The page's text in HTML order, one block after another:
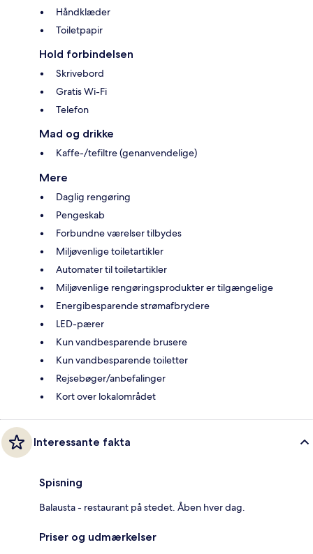
Håndklæder
Toiletpapir
Hold forbindelsen
Skrivebord
Gratis Wi-Fi
Telefon
Mad og drikke
Kaffe-/tefiltre (genanvendelige)
Mere
Daglig rengøring
Pengeskab
Forbundne værelser tilbydes
Miljøvenlige toiletartikler
Automater til toiletartikler
Miljøvenlige rengøringsprodukter er tilgængelige
Energibesparende strømafbrydere
LED-pærer
Kun vandbesparende brusere
Kun vandbesparende toiletter
Rejsebøger/anbefalinger
Kort over lokalområdet
Interessante fakta
Spisning
Balausta - restaurant på stedet. Åben hver dag.
Priser og udmærkelser